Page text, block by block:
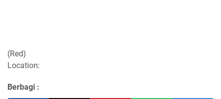
(Red)
Location:
Berbagi :